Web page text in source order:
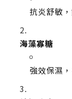
抗炎舒敏
海藻寡糖
強效保濕